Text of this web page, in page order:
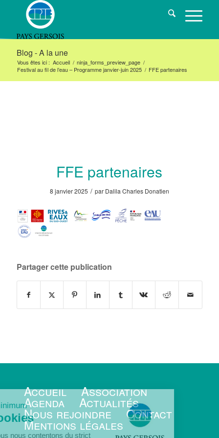
Blog - A la une
Vous êtes ici : Accueil / ninja_forms_preview_page /
Festival au fil de l’eau – Programme janvier-juin 2025 / FFE partenaires
FFE partenaires
8 janvier 2025 / par Dalila Charles Donatien
Partager cette publication
Accueil Association
Agenda Actualités
Nous rejoindre Contact
Mentions légales
le minimum
Cookies
nous nous contentons du strict